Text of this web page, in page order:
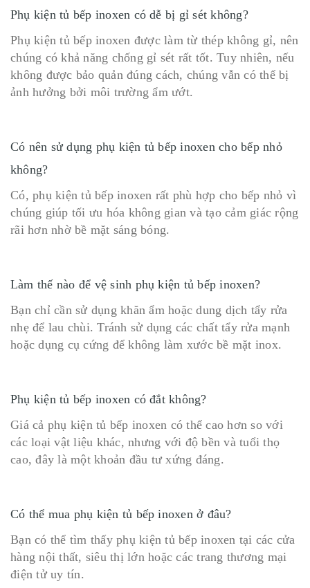
Phụ kiện tủ bếp inoxen có dễ bị gỉ sét không?
Phụ kiện tủ bếp inoxen được làm từ thép không gỉ, nên
chúng có khả năng chống gỉ sét rất tốt. Tuy nhiên, nếu
không được bảo quản đúng cách, chúng vẫn có thể bị
ảnh hưởng bởi môi trường ẩm ướt.
Có nên sử dụng phụ kiện tủ bếp inoxen cho bếp nhỏ
không?
Có, phụ kiện tủ bếp inoxen rất phù hợp cho bếp nhỏ vì
chúng giúp tối ưu hóa không gian và tạo cảm giác rộng
rãi hơn nhờ bề mặt sáng bóng.
Làm thế nào để vệ sinh phụ kiện tủ bếp inoxen?
Bạn chỉ cần sử dụng khăn ẩm hoặc dung dịch tẩy rửa
nhẹ để lau chùi. Tránh sử dụng các chất tẩy rửa mạnh
hoặc dụng cụ cứng để không làm xước bề mặt inox.
Phụ kiện tủ bếp inoxen có đắt không?
Giá cả phụ kiện tủ bếp inoxen có thể cao hơn so với
các loại vật liệu khác, nhưng với độ bền và tuổi thọ
cao, đây là một khoản đầu tư xứng đáng.
Có thể mua phụ kiện tủ bếp inoxen ở đâu?
Bạn có thể tìm thấy phụ kiện tủ bếp inoxen tại các cửa
hàng nội thất, siêu thị lớn hoặc các trang thương mại
điện tử uy tín.